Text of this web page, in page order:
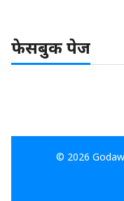
फेसबुक पेज
© 2026